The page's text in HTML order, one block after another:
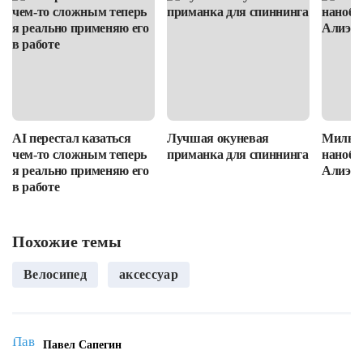
AI перестал казаться
чем-то сложным теперь
я реально применяю его
в работе
Лучшая окуневая
приманка для спиннинга
Милые
Похожие темы
Велосипед аксессуар
Павел Сапегин